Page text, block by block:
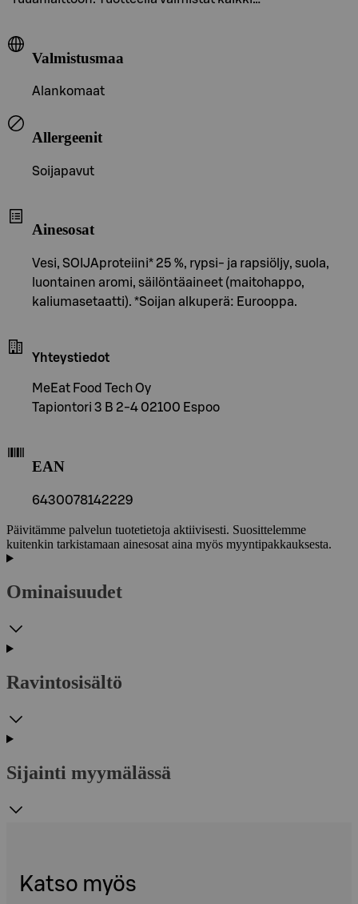
Valmistusmaa
Alankomaat
Allergeenit
Soijapavut
Ainesosat
Vesi, SOIJAproteiini* 25 %, rypsi- ja rapsiöljy, suola,
luontainen aromi, säilöntäaineet (maitohappo,
kaliumasetaatti). *Soijan alkuperä: Eurooppa.
Yhteystiedot
MeEat Food Tech Oy
Tapiontori 3 B 2-4 02100 Espoo
EAN
6430078142229
Päivitämme palvelun tuotetietoja aktiivisesti. Suosittelemme
kuitenkin tarkistamaan ainesosat aina myös myyntipakkauksesta.
Ominaisuudet
Ravintosisältö
Sijainti myymälässä
Katso myös